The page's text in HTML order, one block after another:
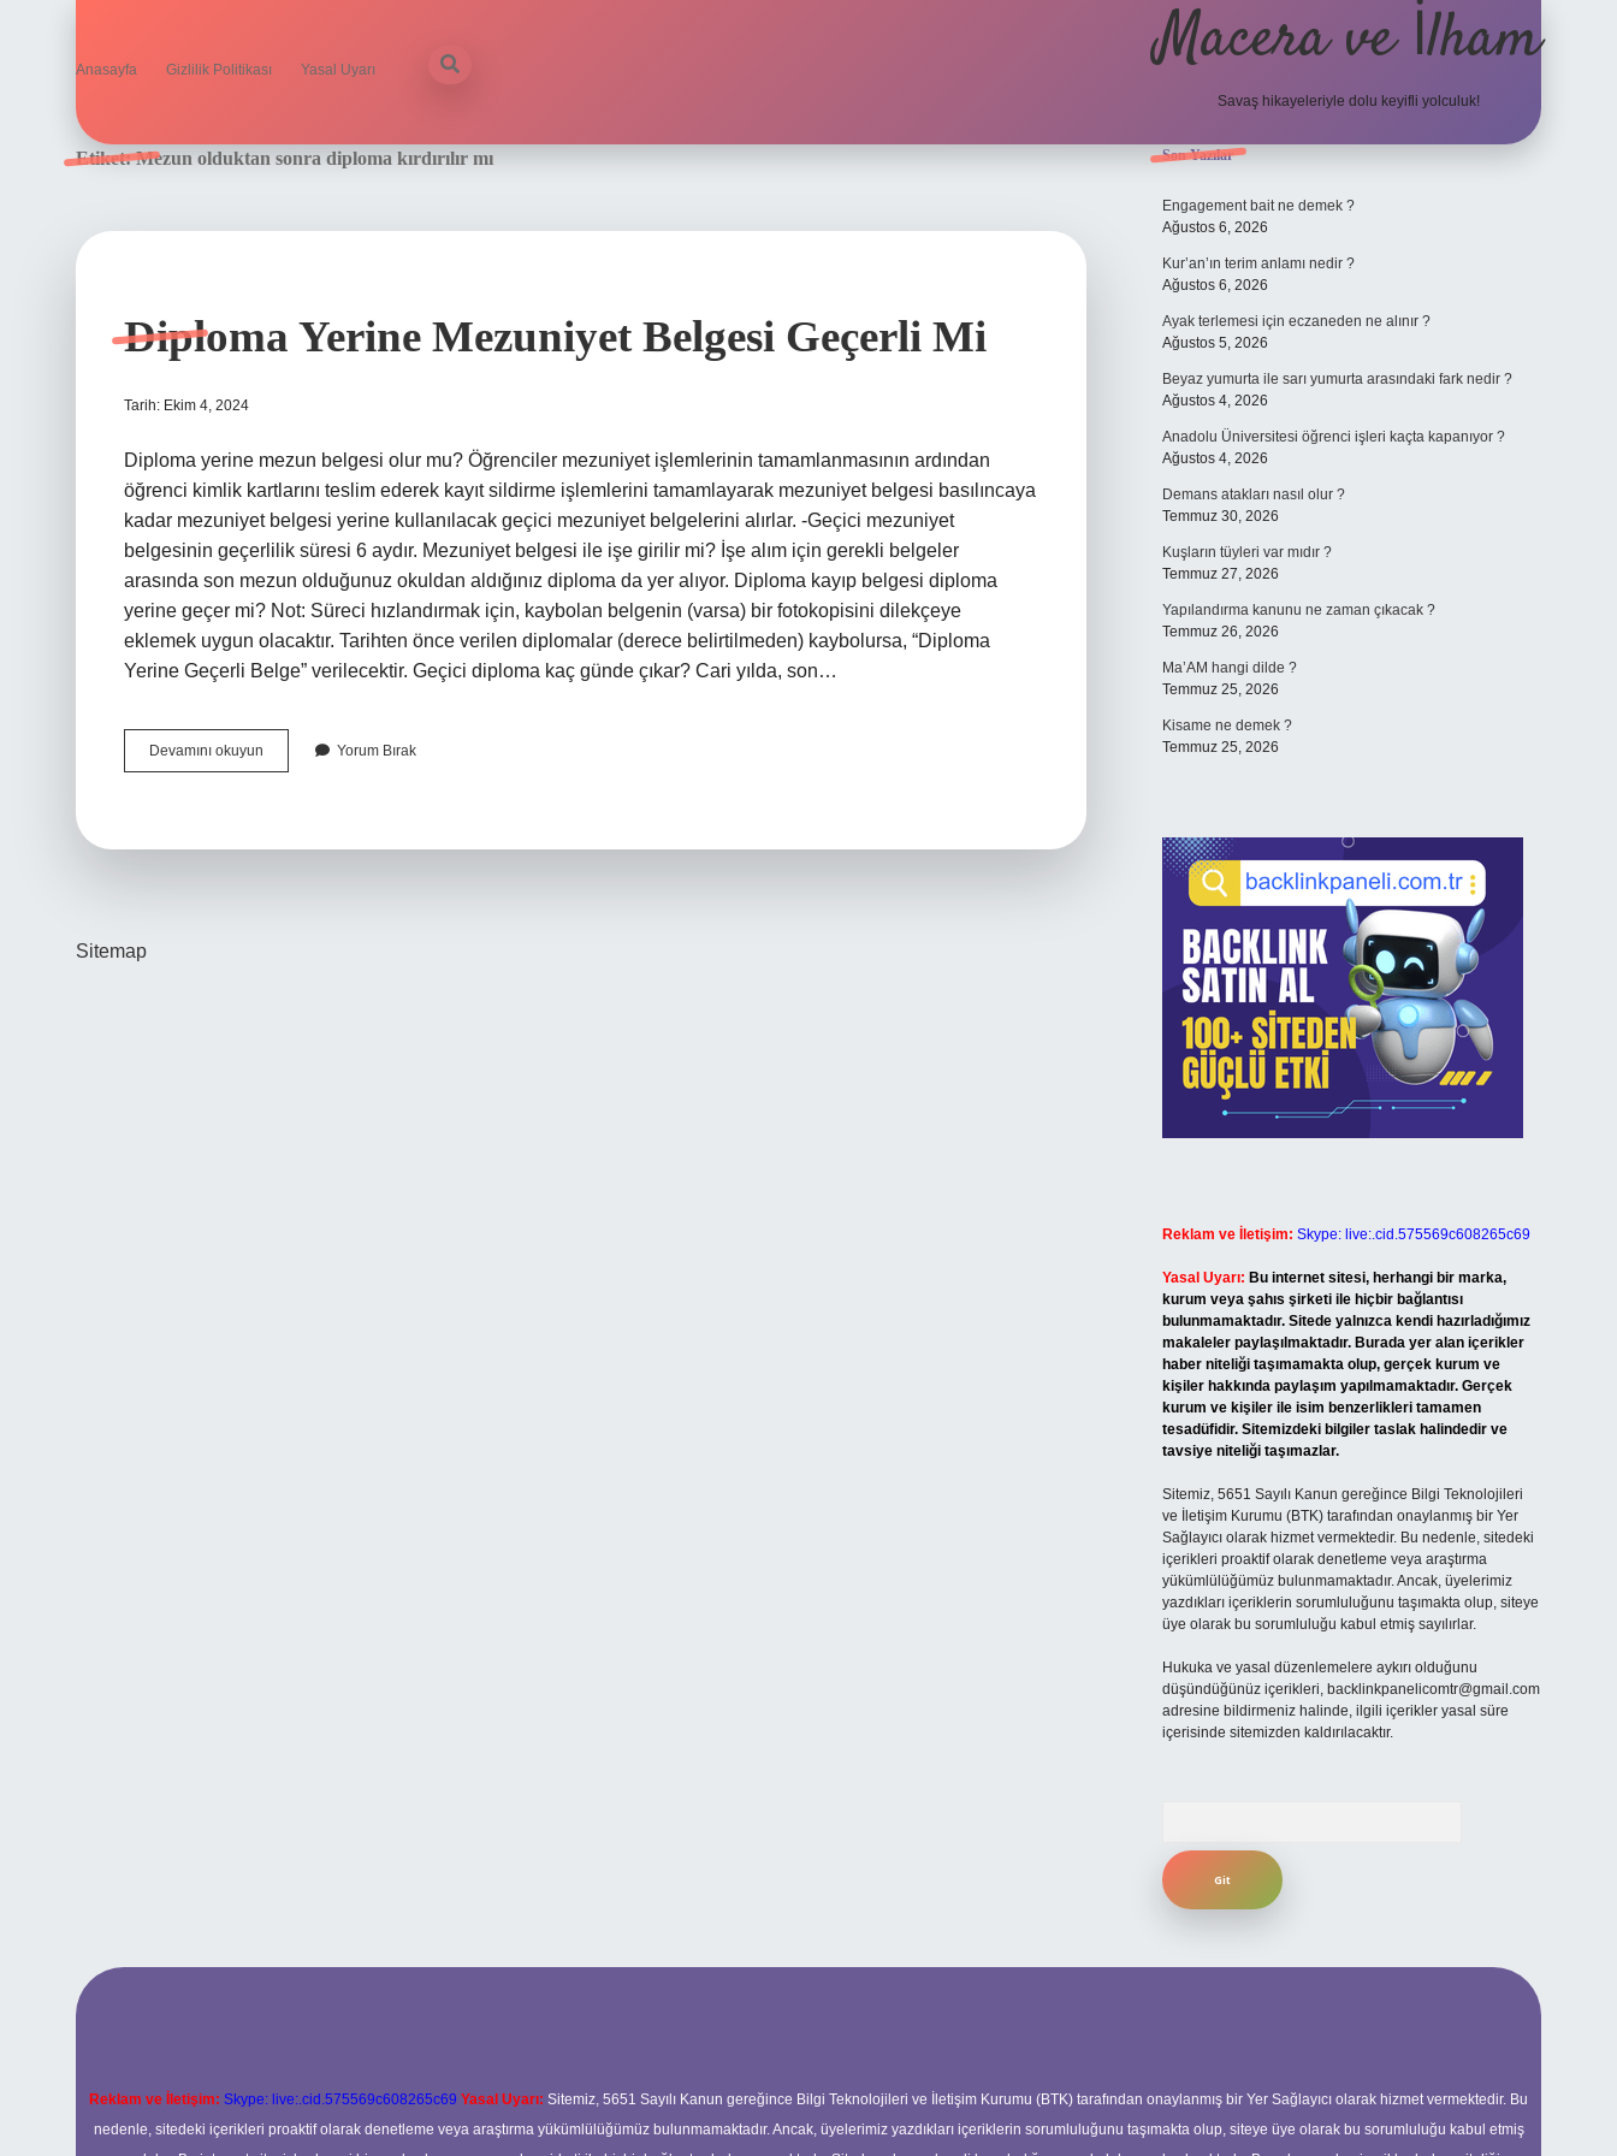
Anasayfa Gizlilik Politikası Yasal Uyarı Macera ve İlham
Savaş hikayeleriyle dolu keyifli yolculuk!
Etiket:Mezun olduktan sonra diploma kırdırılır mı
Diploma Yerine Mezuniyet Belgesi Geçerli Mi
Tarih: Ekim 4, 2024
Diploma yerine mezun belgesi olur mu? Öğrenciler mezuniyet işlemlerinin tamamlanmasının ardından
öğrenci kimlik kartlarını teslim ederek kayıt sildirme işlemlerini tamamlayarak mezuniyet belgesi basılıncaya
kadar mezuniyet belgesi yerine kullanılacak geçici mezuniyet belgelerini alırlar. -Geçici mezuniyet
belgesinin geçerlilik süresi 6 aydır. Mezuniyet belgesi ile işe girilir mi? İşe alım için gerekli belgeler
arasında son mezun olduğunuz okuldan aldığınız diploma da yer alıyor. Diploma kayıp belgesi diploma
yerine geçer mi? Not: Süreci hızlandırmak için, kaybolan belgenin (varsa) bir fotokopisini dilekçeye
eklemek uygun olacaktır. Tarihten önce verilen diplomalar (derece belirtilmeden) kaybolursa, “Diploma
Yerine Geçerli Belge” verilecektir. Geçici diploma kaç günde çıkar? Cari yılda, son…
Devamını okuyun Diploma
Yerine
Yorum Bırak
Sitemap
Sidebar
Son Yazılar
Engagement bait ne demek ?
Ağustos 6, 2026
Kur’an’ın terim anlamı nedir ?
Ağustos 6, 2026
Ayak terlemesi için eczaneden ne alınır ?
Ağustos 5, 2026
Beyaz yumurta ile sarı yumurta arasındaki fark nedir ?
Ağustos 4, 2026
Anadolu Üniversitesi öğrenci işleri kaçta kapanıyor ?
Ağustos 4, 2026
Demans atakları nasıl olur ?
Temmuz 30, 2026
Kuşların tüyleri var mıdır ?
Temmuz 27, 2026
Yapılandırma kanunu ne zaman çıkacak ?
Temmuz 26, 2026
Ma’AM hangi dilde ?
Temmuz 25, 2026
Kisame ne demek ?
Temmuz 25, 2026
Reklam ve İletişim: Skype: live:.cid.575569c608265c69
Yasal Uyarı: Bu internet sitesi, herhangi bir marka,
kurum veya şahıs şirketi ile hiçbir bağlantısı
bulunmamaktadır. Sitede yalnızca kendi hazırladığımız
makaleler paylaşılmaktadır. Burada yer alan içerikler
haber niteliği taşımamakta olup, gerçek kurum ve
kişiler hakkında paylaşım yapılmamaktadır. Gerçek
kurum ve kişiler ile isim benzerlikleri tamamen
tesadüfidir. Sitemizdeki bilgiler taslak halindedir ve
tavsiye niteliği taşımazlar.
Sitemiz, 5651 Sayılı Kanun gereğince Bilgi Teknolojileri
ve İletişim Kurumu (BTK) tarafından onaylanmış bir Yer
Sağlayıcı olarak hizmet vermektedir. Bu nedenle, sitedeki
içerikleri proaktif olarak denetleme veya araştırma
yükümlülüğümüz bulunmamaktadır. Ancak, üyelerimiz
yazdıkları içeriklerin sorumluluğunu taşımakta olup, siteye
üye olarak bu sorumluluğu kabul etmiş sayılırlar.
Hukuka ve yasal düzenlemelere aykırı olduğunu
düşündüğünüz içerikleri, backlinkpanelicomtr@gmail.com
adresine bildirmeniz halinde, ilgili içerikler yasal süre
içerisinde sitemizden kaldırılacaktır.
Reklam ve İletişim: Skype: live:.cid.575569c608265c69 Yasal Uyarı: Sitemiz, 5651 Sayılı Kanun gereğince Bilgi Teknolojileri ve İletişim Kurumu (BTK) tarafından onaylanmış bir Yer Sağlayıcı olarak hizmet vermektedir. Bu
nedenle, sitedeki içerikleri proaktif olarak denetleme veya araştırma yükümlülüğümüz bulunmamaktadır. Ancak, üyelerimiz yazdıkları içeriklerin sorumluluğunu taşımakta olup, siteye üye olarak bu sorumluluğu kabul etmiş